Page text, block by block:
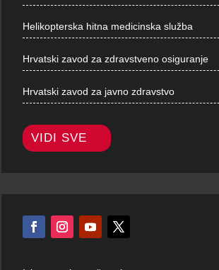
Helikopterska hitna medicinska služba
Hrvatski zavod za zdravstveno osiguranje
Hrvatski zavod za javno zdravstvo
VIDI SVE